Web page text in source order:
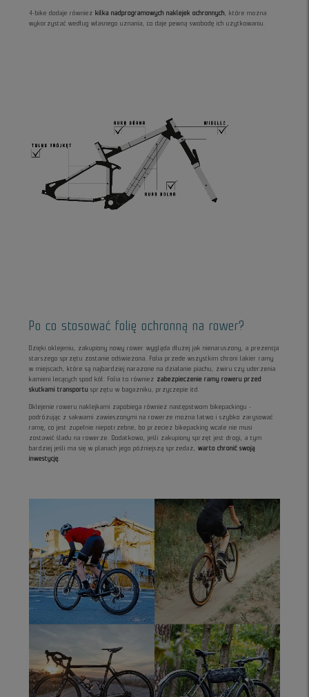
4-bike dodaje również kilka nadprogramowych naklejek ochronnych
, które można
wykorzystać według własnego uznania, co daje pewną swobodę ich użytkowaniu.
Po co stosować folię ochronną na rower?
Dzięki oklejeniu, zakupiony nowy rower wygląda dłużej jak nienaruszony, a prezencja
starszego sprzętu zostanie odświeżona. Folia przede wszystkim chroni lakier ramy
w miejscach, które są najbardziej narażone na działanie piachu, żwiru czy uderzenia
kamieni lecących spod kół. Folia to również zabezpieczenie ramy roweru przed
skutkami transportu sprzętu w bagażniku, przyczepie itd.
Oklejenie roweru naklejkami zapobiega również następstwom bikepackingu -
podróżując z sakwami zawieszonymi na rowerze można łatwo i szybko zarysować
ramę, co jest zupełnie niepotrzebne, bo przecież bikepacking wcale nie musi
zostawić śladu na rowerze. Dodatkowo, jeśli zakupiony sprzęt jest drogi, a tym
bardziej jeśli ma się w planach jego późniejszą sprzedaż,warto chronić swoją
inwestycję.